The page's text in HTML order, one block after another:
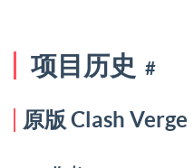
项目历史 #
原版 Clash Verge